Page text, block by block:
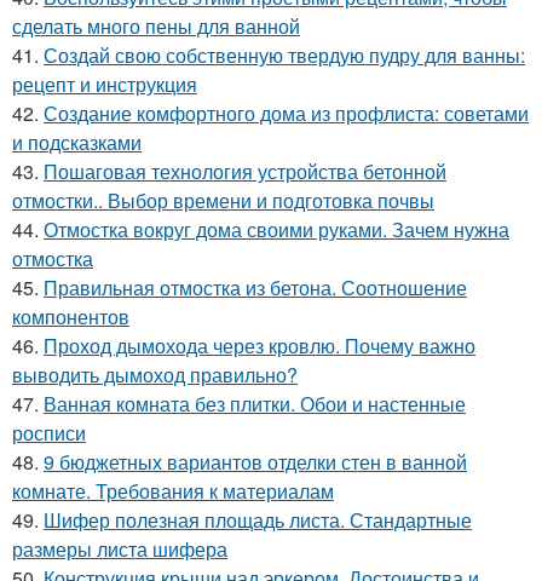
сделать много пены для ванной
41. Создай свою собственную твердую пудру для ванны:
рецепт и инструкция
42. Создание комфортного дома из профлиста: советами
и подсказками
43. Пошаговая технология устройства бетонной
отмостки.. Выбор времени и подготовка почвы
44. Отмостка вокруг дома своими руками. Зачем нужна
отмостка
45. Правильная отмостка из бетона. Соотношение
компонентов
46. Проход дымохода через кровлю. Почему важно
выводить дымоход правильно?
47. Ванная комната без плитки. Обои и настенные
росписи
48. 9 бюджетных вариантов отделки стен в ванной
комнате. Требования к материалам
49. Шифер полезная площадь листа. Стандартные
размеры листа шифера